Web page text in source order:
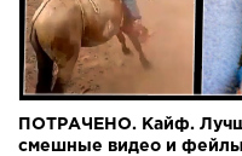
ПОТРАЧЕНО. Кайф.
смешные видео и фейлы